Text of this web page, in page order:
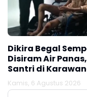
Dikira Begal
Disiram Air
Santri di
Terluka Akibat Aksi
Oknum Linmas
Kamis, 6 Agustus 2026